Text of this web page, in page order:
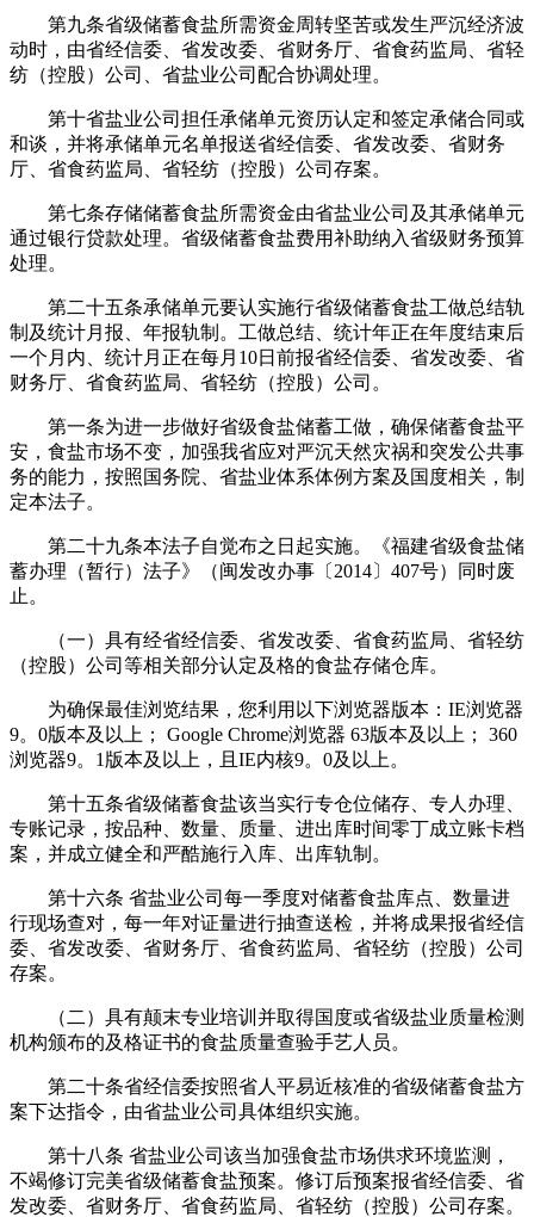
第九条省级储蓄食盐所需资金周转坚苦或发生严沉经济波
动时，由省经信委、省发改委、省财务厅、省食药监局、省轻
纺（控股）公司、省盐业公司配合协调处理。
第十省盐业公司担任承储单元资历认定和签定承储合同或
和谈，并将承储单元名单报送省经信委、省发改委、省财务
厅、省食药监局、省轻纺（控股）公司存案。
第七条存储储蓄食盐所需资金由省盐业公司及其承储单元
通过银行贷款处理。省级储蓄食盐费用补助纳入省级财务预算
处理。
第二十五条承储单元要认实施行省级储蓄食盐工做总结轨
制及统计月报、年报轨制。工做总结、统计年正在年度结束后
一个月内、统计月正在每月10日前报省经信委、省发改委、省
财务厅、省食药监局、省轻纺（控股）公司。
第一条为进一步做好省级食盐储蓄工做，确保储蓄食盐平
安，食盐市场不变，加强我省应对严沉天然灾祸和突发公共事
务的能力，按照国务院、省盐业体系体例方案及国度相关，制
定本法子。
第二十九条本法子自觉布之日起实施。《福建省级食盐储
蓄办理（暂行）法子》（闽发改办事〔2014〕407号）同时废
止。
（一）具有经省经信委、省发改委、省食药监局、省轻纺
（控股）公司等相关部分认定及格的食盐存储仓库。
为确保最佳浏览结果，您利用以下浏览器版本：IE浏览器
9。0版本及以上； Google Chrome浏览器 63版本及以上； 360
浏览器9。1版本及以上，且IE内核9。0及以上。
第十五条省级储蓄食盐该当实行专仓位储存、专人办理、
专账记录，按品种、数量、质量、进出库时间零丁成立账卡档
案，并成立健全和严酷施行入库、出库轨制。
第十六条 省盐业公司每一季度对储蓄食盐库点、数量进
行现场查对，每一年对证量进行抽查送检，并将成果报省经信
委、省发改委、省财务厅、省食药监局、省轻纺（控股）公司
存案。
（二）具有颠末专业培训并取得国度或省级盐业质量检测
机构颁布的及格证书的食盐质量查验手艺人员。
第二十条省经信委按照省人平易近核准的省级储蓄食盐方
案下达指令，由省盐业公司具体组织实施。
第十八条 省盐业公司该当加强食盐市场供求环境监测，
不竭修订完美省级储蓄食盐预案。修订后预案报省经信委、省
发改委、省财务厅、省食药监局、省轻纺（控股）公司存案。